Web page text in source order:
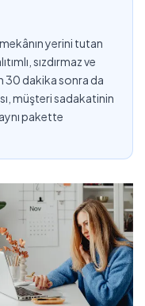
yerini tutan
sızdırmaz ve
30 dakika sonra da
müşteri sadakatinin
pakette